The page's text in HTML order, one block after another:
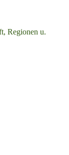
Regionen u.